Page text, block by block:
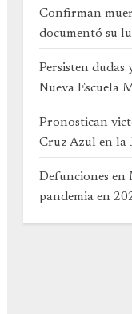
Confirman
documentó su
Persisten dudas
Nueva Escuela
Pronostican
Cruz Azul en la
Defunciones en
pandemia en